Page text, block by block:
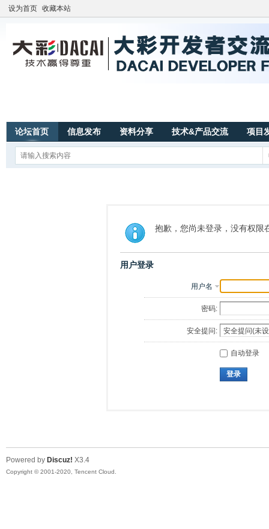
设为首页 收藏本站
论坛首页 信息发布 资料分享 技术&产品交流 项目
抱歉，您尚未登录，没有权限
用户登录
用户名
密码:
安全提问:
自动登录
登录
Powered by Discuz! X3.4
Copyright © 2001-2020, Tencent Cloud.